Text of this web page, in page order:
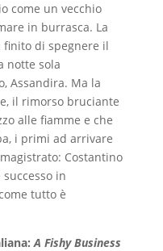
come un vecchio
in burrasca. La
finito di spegnere il
notte sola
Assandira. Ma la
il rimorso bruciante
alle fiamme e che
i primi ad arrivare
Costantino
in
tutto è
A Fishy Business